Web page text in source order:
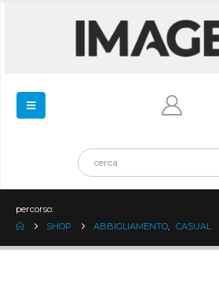
percorso:
SHOP
ABBIGLIAMENTO CASUAL